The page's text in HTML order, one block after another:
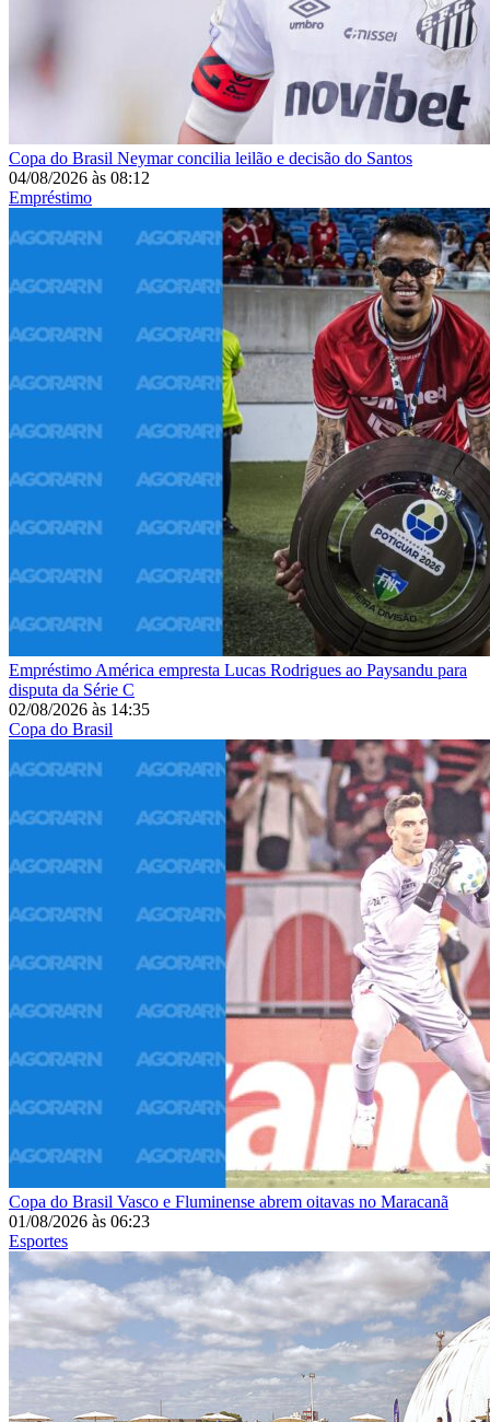
Copa do Brasil Neymar concilia leilão e decisão do Santos
04/08/2026 às 08:12
Empréstimo
Empréstimo América empresta Lucas Rodrigues ao Paysandu para
disputa da Série C
02/08/2026 às 14:35
Copa do Brasil
Copa do Brasil Vasco e Fluminense abrem oitavas no Maracanã
01/08/2026 às 06:23
Esportes